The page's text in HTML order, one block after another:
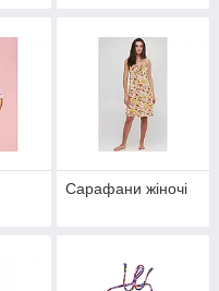
Сарафани жіночі